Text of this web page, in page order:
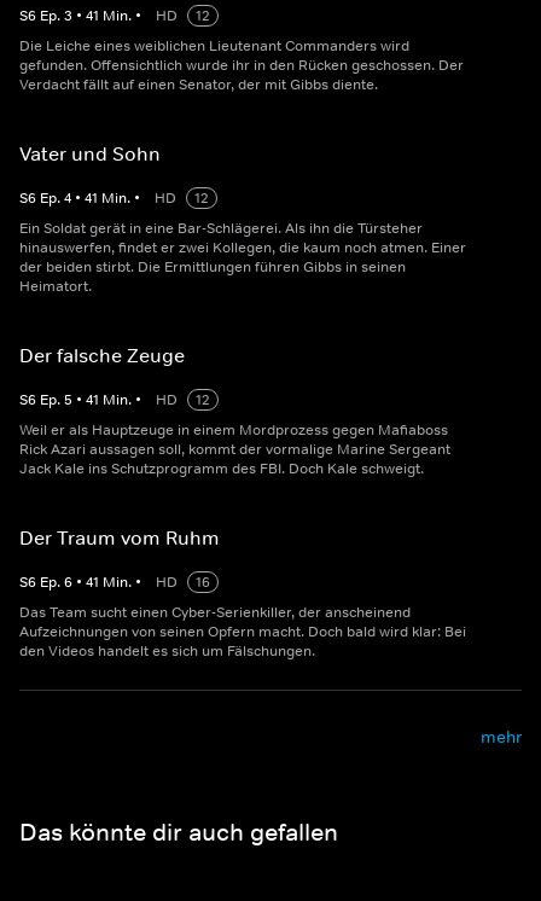
S6 Ep.3 • 41 Min. • HD
12
Die Leiche eines weiblichen Lieutenant Commanders wird
gefunden. Offensichtlich wurde ihr in den Rücken geschossen. Der
Verdacht fällt auf einen Senator, der mit Gibbs diente.
Vater und Sohn
S6 Ep.4 • 41 Min. • HD
12
Ein Soldat gerät in eine Bar-Schlägerei. Als ihn die Türsteher
hinauswerfen, findet er zwei Kollegen, die kaum noch atmen. Einer
der beiden stirbt. Die Ermittlungen führen Gibbs in seinen
Heimatort.
Der falsche Zeuge
S6 Ep.5 • 41 Min. • HD
12
Weil er als Hauptzeuge in einem Mordprozess gegen Mafiaboss
Rick Azari aussagen soll, kommt der vormalige Marine Sergeant
Jack Kale ins Schutzprogramm des FBI. Doch Kale schweigt.
Der Traum vom Ruhm
S6 Ep.6 • 41 Min. • HD
16
Das Team sucht einen Cyber-Serienkiller, der anscheinend
Aufzeichnungen von seinen Opfern macht. Doch bald wird klar: Bei
den Videos handelt es sich um Fälschungen.
mehr
Das könnte dir auch gefallen